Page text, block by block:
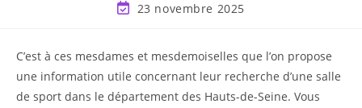
23 novembre 2025
C’est à ces mesdames et mesdemoiselles que l’on propose
une information utile concernant leur recherche d’une salle
de sport dans le département des Hauts-de-Seine. Vous